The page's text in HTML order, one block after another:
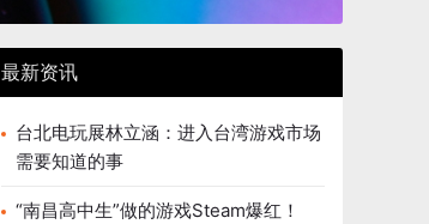
最新资讯
台北电玩展林立涵：进入台湾游戏市场
需要知道的事
“南昌高中生”做的游戏Steam爆红！